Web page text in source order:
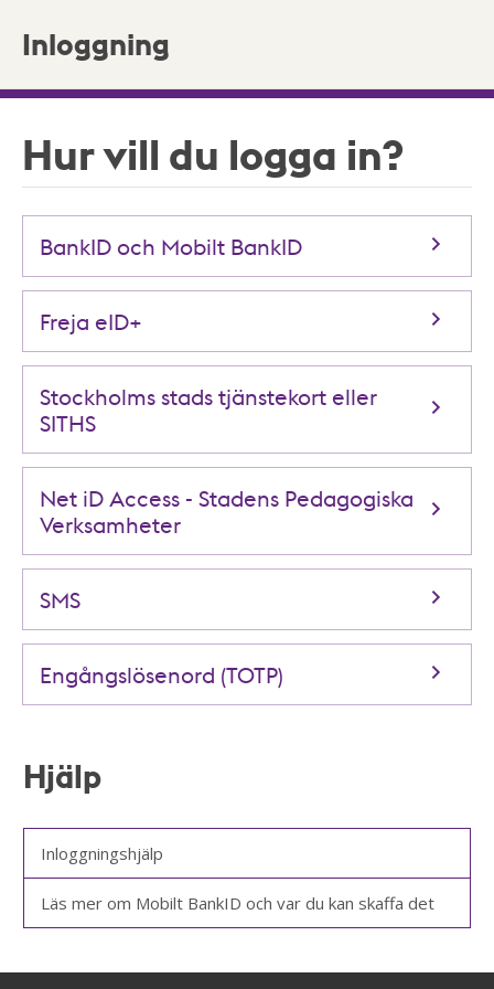
Inloggning
Hur vill du logga in?
BankID och Mobilt BankID
Freja eID+
Stockholms stads tjänstekort eller
SITHS
Net iD Access - Stadens Pedagogiska
Verksamheter
SMS
Engångslösenord (TOTP)
Hjälp
Inloggningshjälp
Läs mer om Mobilt BankID och var du kan skaffa det